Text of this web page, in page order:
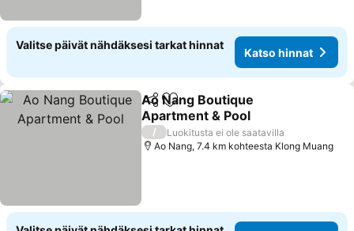
Valitse päivät nähdäksesi tarkat hinnat
Katso hinnat
Jaa Lisää suosikkeihin
Ao Nang Boutique
Apartment & Pool
/
Luokitusta ei ole saatavilla
Ao Nang, 7.4 km kohteesta Klong Muang